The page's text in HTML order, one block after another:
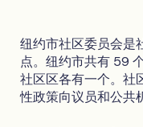
纽约市社区委员会是
点。纽约市共有 59
社区区各有一个。社
性政策向议员和公共